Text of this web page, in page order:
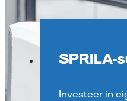
SPRILA-
Investeer in